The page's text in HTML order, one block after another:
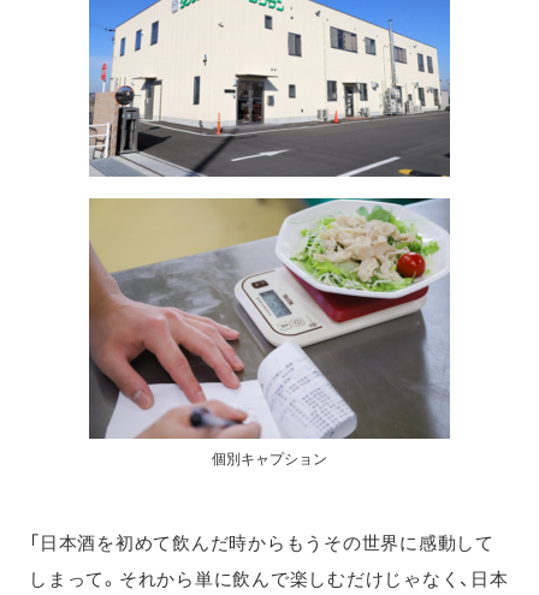
個別キャプション
「日本酒を初めて飲んだ時からもうその世界に感動して
しまって。それから単に飲んで楽しむだけじゃなく、日本